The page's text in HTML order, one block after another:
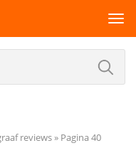
reviews Pagina 40